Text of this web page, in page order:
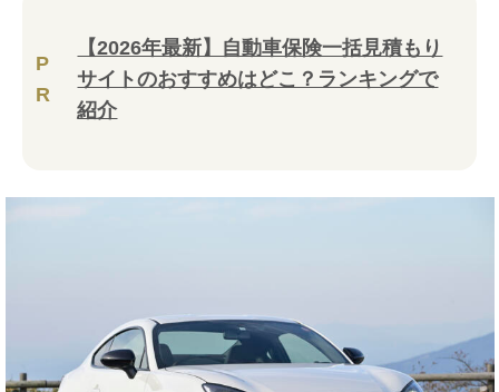
P
R
【2026年最新】自動車保険一括見積もり
サイトのおすすめはどこ？ランキングで
紹介